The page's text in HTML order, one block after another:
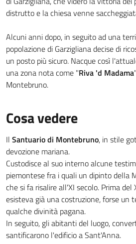
distrutto e la chiesa venne
Alcuni anni dopo, in seguito ad una
popolazione di Garzigliana decise di
un posto più sicuro. Nacque così
una zona nota come "Riva 'd Madama
Montebruno.
Cosa vedere
Il Santuario di Montebruno, in stile
devozione mariana.
Custodisce al suo interno alcune
piemontese fra i quali un dipinto della
che si fa risalire all'XI secolo. Prima del
esisteva già una costruzione, forse un
qualche divinità pagana.
In seguito, gli abitanti del luogo,
santificarono l'edificio a Sant'Anna.